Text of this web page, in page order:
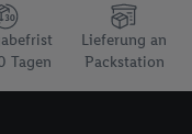
Tagen
Lieferung an
Packstation